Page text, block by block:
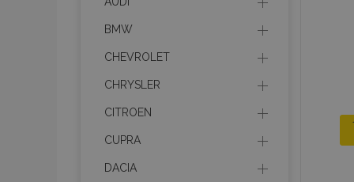
BMW
CHEVROLET
CHRYSLER
CITROEN
CUPRA
DACIA
mage-